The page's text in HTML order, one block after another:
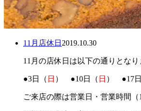
11月店休日 2019.10.30
11月の店休日は以下の通りとなり
●3日（ 日 ） ●10日（ 日 ） ●17
ご来店の際は営業日・営業時間